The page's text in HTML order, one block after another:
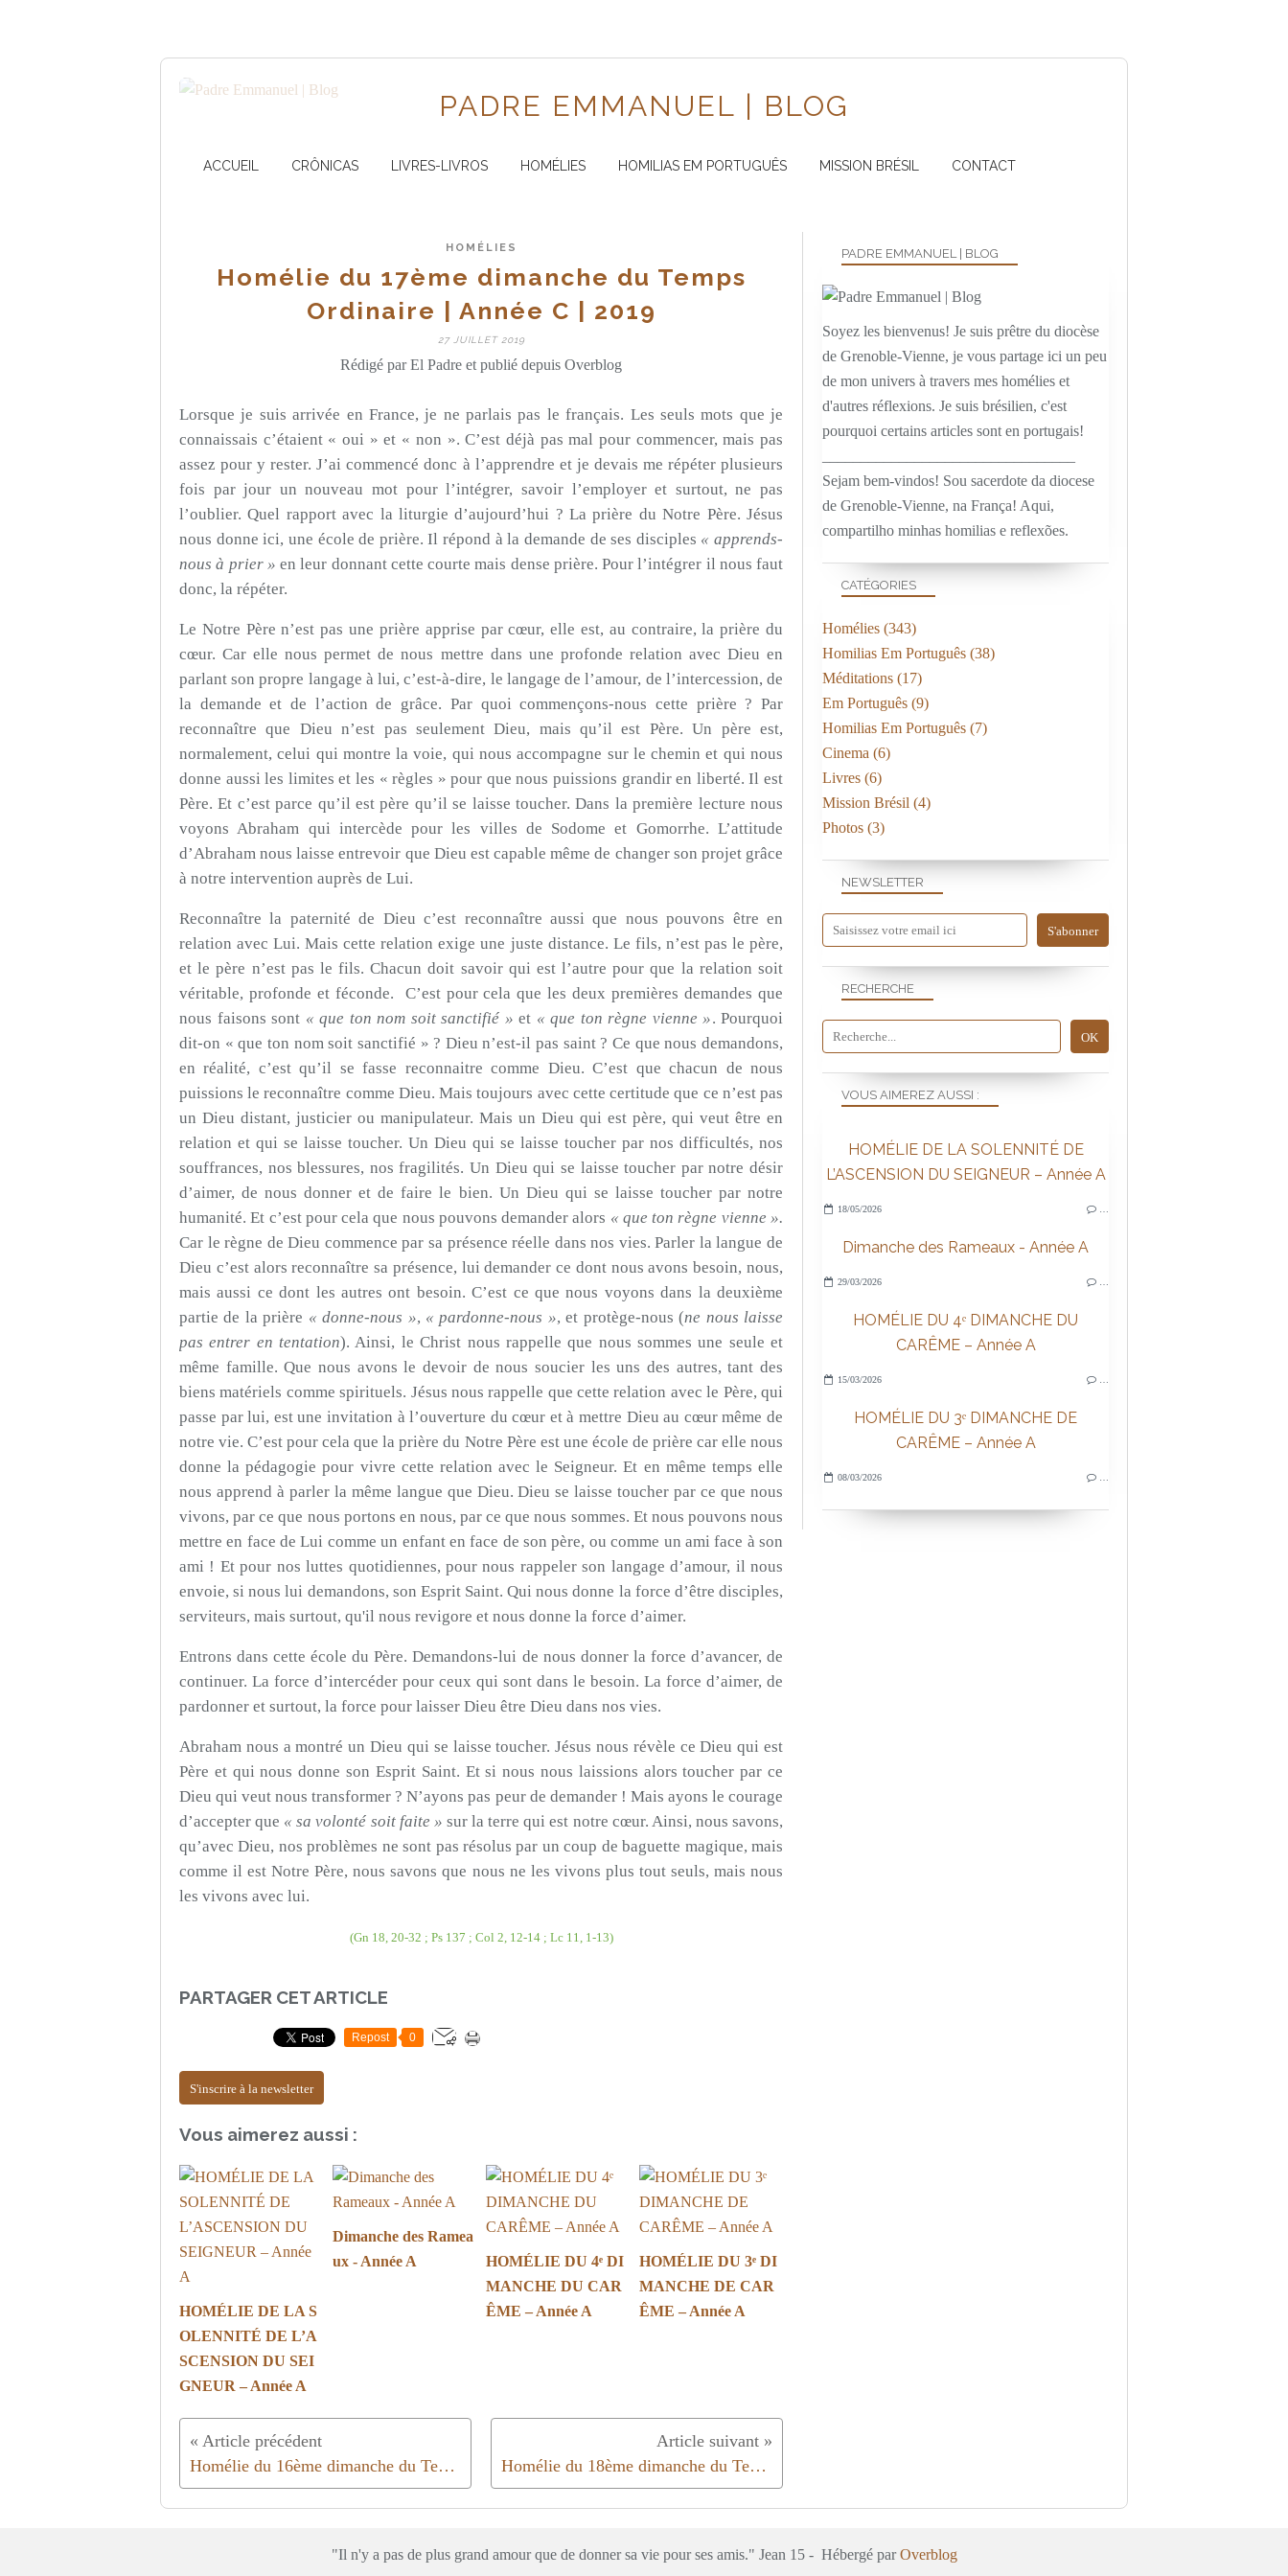
PADRE EMMANUEL | BLOG
ACCUEIL CRÔNICAS LIVRES-LIVROS HOMÉLIES HOMILIAS EM PORTUGUÊS MISSION BRÉSIL CONTACT
HOMÉLIES
Homélie du 17ème dimanche du Temps
Ordinaire | Année C | 2019
27 JUILLET 2019
Rédigé par El Padre et publié depuis Overblog
Lorsque je suis arrivée en France, je ne parlais pas le français. Les seuls mots que je
connaissais c’étaient « oui » et « non ». C’est déjà pas mal pour commencer, mais pas
assez pour y rester. J’ai commencé donc à l’apprendre et je devais me répéter plusieurs
fois par jour un nouveau mot pour l’intégrer, savoir l’employer et surtout, ne pas
l’oublier. Quel rapport avec la liturgie d’aujourd’hui ? La prière du Notre Père. Jésus
nous donne ici, une école de prière. Il répond à la demande de ses disciples « apprends-
nous à prier » en leur donnant cette courte mais dense prière. Pour l’intégrer il nous faut
donc, la répéter.
Le Notre Père n’est pas une prière apprise par cœur, elle est, au contraire, la prière du
cœur. Car elle nous permet de nous mettre dans une profonde relation avec Dieu en
parlant son propre langage à lui, c’est-à-dire, le langage de l’amour, de l’intercession, de
la demande et de l’action de grâce. Par quoi commençons-nous cette prière ? Par
reconnaître que Dieu n’est pas seulement Dieu, mais qu’il est Père. Un père est,
normalement, celui qui montre la voie, qui nous accompagne sur le chemin et qui nous
donne aussi les limites et les « règles » pour que nous puissions grandir en liberté. Il est
Père. Et c’est parce qu’il est père qu’il se laisse toucher. Dans la première lecture nous
voyons Abraham qui intercède pour les villes de Sodome et Gomorrhe. L’attitude
d’Abraham nous laisse entrevoir que Dieu est capable même de changer son projet grâce
à notre intervention auprès de Lui.
Reconnaître la paternité de Dieu c’est reconnaître aussi que nous pouvons être en
relation avec Lui. Mais cette relation exige une juste distance. Le fils, n’est pas le père,
et le père n’est pas le fils. Chacun doit savoir qui est l’autre pour que la relation soit
véritable, profonde et féconde. C’est pour cela que les deux premières demandes que
nous faisons sont « que ton nom soit sanctifié » et « que ton règne vienne ». Pourquoi
dit-on « que ton nom soit sanctifié » ? Dieu n’est-il pas saint ? Ce que nous demandons,
en réalité, c’est qu’il se fasse reconnaitre comme Dieu. C’est que chacun de nous
puissions le reconnaître comme Dieu. Mais toujours avec cette certitude que ce n’est pas
un Dieu distant, justicier ou manipulateur. Mais un Dieu qui est père, qui veut être en
relation et qui se laisse toucher. Un Dieu qui se laisse toucher par nos difficultés, nos
souffrances, nos blessures, nos fragilités. Un Dieu qui se laisse toucher par notre désir
d’aimer, de nous donner et de faire le bien. Un Dieu qui se laisse toucher par notre
humanité. Et c’est pour cela que nous pouvons demander alors « que ton règne vienne ».
Car le règne de Dieu commence par sa présence réelle dans nos vies. Parler la langue de
Dieu c’est alors reconnaître sa présence, lui demander ce dont nous avons besoin, nous,
mais aussi ce dont les autres ont besoin. C’est ce que nous voyons dans la deuxième
partie de la prière « donne-nous », « pardonne-nous », et protège-nous (ne nous laisse
pas entrer en tentation). Ainsi, le Christ nous rappelle que nous sommes une seule et
même famille. Que nous avons le devoir de nous soucier les uns des autres, tant des
biens matériels comme spirituels. Jésus nous rappelle que cette relation avec le Père, qui
passe par lui, est une invitation à l’ouverture du cœur et à mettre Dieu au cœur même de
notre vie. C’est pour cela que la prière du Notre Père est une école de prière car elle nous
donne la pédagogie pour vivre cette relation avec le Seigneur. Et en même temps elle
nous apprend à parler la même langue que Dieu. Dieu se laisse toucher par ce que nous
vivons, par ce que nous portons en nous, par ce que nous sommes. Et nous pouvons nous
mettre en face de Lui comme un enfant en face de son père, ou comme un ami face à son
ami ! Et pour nos luttes quotidiennes, pour nous rappeler son langage d’amour, il nous
envoie, si nous lui demandons, son Esprit Saint. Qui nous donne la force d’être disciples,
serviteurs, mais surtout, qu'il nous revigore et nous donne la force d’aimer.
Entrons dans cette école du Père. Demandons-lui de nous donner la force d’avancer, de
continuer. La force d’intercéder pour ceux qui sont dans le besoin. La force d’aimer, de
pardonner et surtout, la force pour laisser Dieu être Dieu dans nos vies.
Abraham nous a montré un Dieu qui se laisse toucher. Jésus nous révèle ce Dieu qui est
Père et qui nous donne son Esprit Saint. Et si nous nous laissions alors toucher par ce
Dieu qui veut nous transformer ? N’ayons pas peur de demander ! Mais ayons le courage
d’accepter que « sa volonté soit faite » sur la terre qui est notre cœur. Ainsi, nous savons,
qu’avec Dieu, nos problèmes ne sont pas résolus par un coup de baguette magique, mais
comme il est Notre Père, nous savons que nous ne les vivons plus tout seuls, mais nous
les vivons avec lui.
(Gn 18, 20-32 ; Ps 137 ; Col 2, 12-14 ; Lc 11, 1-13)
PARTAGER CET ARTICLE
Repost 0
S'inscrire à la newsletter
Vous aimerez aussi :
HOMÉLIE DE LA S
OLENNITÉ DE L’A
SCENSION DU SEI
GNEUR – Année A
Dimanche des Ramea
ux - Année A
HOMÉLIE DU 4ᵉ DI
MANCHE DU CAR
ÊME – Année A
HOMÉLIE DU 3ᵉ DI
MANCHE DE CAR
ÊME – Année A
Homélie du 16ème dimanche du Temps Ordinaire |Année C|2019 Homélie du 18ème dimanche du Temps Ordinaire | Année C | 2019
NEWSLETTER
RECHERCHE
PADRE EMMANUEL | BLOG
Soyez les bienvenus! Je suis prêtre du diocèse
de Grenoble-Vienne, je vous partage ici un peu
de mon univers à travers mes homélies et
d'autres réflexions. Je suis brésilien, c'est
pourquoi certains articles sont en portugais!
Sejam bem-vindos! Sou sacerdote da diocese
de Grenoble-Vienne, na França! Aqui,
compartilho minhas homilias e reflexões.
VOUS AIMEREZ AUSSI :
HOMÉLIE DE LA SOLENNITÉ DE
L’ASCENSION DU SEIGNEUR – Année A
18/05/2026
Dimanche des Rameaux - Année A
29/03/2026
HOMÉLIE DU 4ᵉ DIMANCHE DU
CARÊME – Année A
15/03/2026
HOMÉLIE DU 3ᵉ DIMANCHE DE
CARÊME – Année A
08/03/2026
CATÉGORIES
Homélies (343)
Homilias Em Português (38)
Méditations (17)
Em Português (9)
Homilias Em Português (7)
Cinema (6)
Livres (6)
Mission Brésil (4)
Photos (3)
"Il n'y a pas de plus grand amour que de donner sa vie pour ses amis." Jean 15 - Hébergé parOverblog